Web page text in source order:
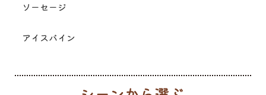
ソーセージ
アイスバイン